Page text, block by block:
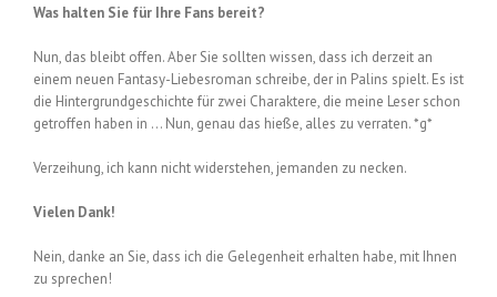
Was halten Sie für Ihre Fans bereit?
Nun, das bleibt offen. Aber Sie sollten wissen, dass ich derzeit an
einem neuen Fantasy-Liebesroman schreibe, der in Palins spielt. Es ist
die Hintergrundgeschichte für zwei Charaktere, die meine Leser schon
getroffen haben in … Nun, genau das hieße, alles zu verraten. *g*
Verzeihung, ich kann nicht widerstehen, jemanden zu necken.
Vielen Dank!
Nein, danke an Sie, dass ich die Gelegenheit erhalten habe, mit Ihnen
zu sprechen!